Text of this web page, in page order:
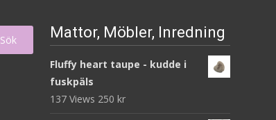
Sök
Mattor, Möbler, Inredning
Fluffy heart taupe - kudde i
fuskpäls
137 Views 250 kr